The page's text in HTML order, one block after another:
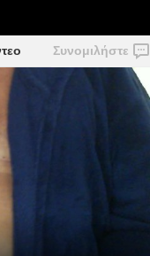
Συνομιλήστε